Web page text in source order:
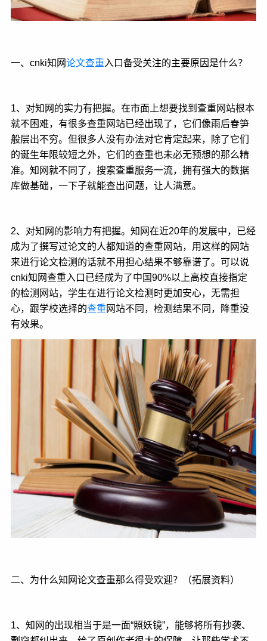
一、cnki知网论文查重入口备受关注的主要原因是什么？
1、对知网的实力有把握。在市面上想要找到查重网站根本
就不困难，有很多查重网站已经出现了，它们像雨后春笋
般层出不穷。但很多人没有办法对它肯定起来，除了它们
的诞生年限较短之外，它们的查重也未必无预想的那么精
准。知网就不同了，搜索查重服务一流，拥有强大的数据
库做基础，一下子就能查出问题，让人满意。
2、对知网的影响力有把握。知网在近20年的发展中，已经
成为了撰写过论文的人都知道的查重网站，用这样的网站
来进行论文检测的话就不用担心结果不够靠谱了。可以说
cnki知网查重入口已经成为了中国90%以上高校直接指定
的检测网站，学生在进行论文检测时更加安心，无需担
心，跟学校选择的查重网站不同，检测结果不同，降重没
有效果。
二、为什么知网论文查重那么得受欢迎？（拓展资料）
1、知网的出现相当于是一面“照妖镜”，能够将所有抄袭、